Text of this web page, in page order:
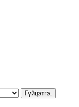
Гүйцэтгэ.